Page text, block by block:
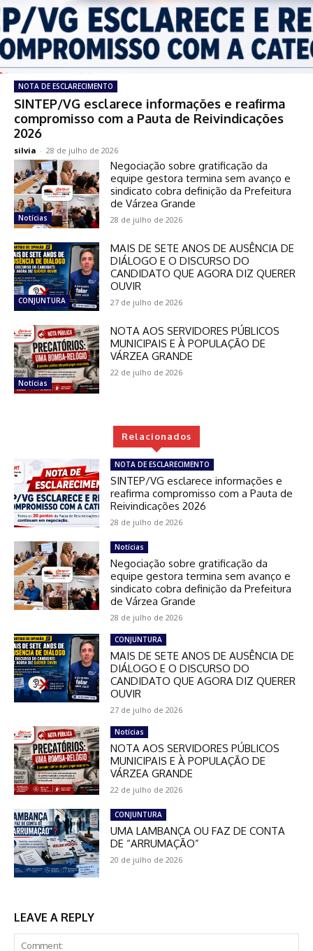
NOTA DE ESCLARECIMENTO
SINTEP/VG esclarece informações e reafirma
compromisso com a Pauta de Reivindicações
2026
silvia - 28 de julho de 2026
Notícias
Negociação sobre gratificação da
equipe gestora termina sem avanço e
sindicato cobra definição da Prefeitura
de Várzea Grande
28 de julho de 2026
CONJUNTURA
MAIS DE SETE ANOS DE AUSÊNCIA DE
DIÁLOGO E O DISCURSO DO
CANDIDATO QUE AGORA DIZ QUERER
OUVIR
27 de julho de 2026
Notícias
NOTA AOS SERVIDORES PÚBLICOS
MUNICIPAIS E À POPULAÇÃO DE
VÁRZEA GRANDE
22 de julho de 2026
Relacionados
NOTA DE ESCLARECIMENTO
SINTEP/VG esclarece informações e
reafirma compromisso com a Pauta de
Reivindicações 2026
28 de julho de 2026
Notícias
Negociação sobre gratificação da
equipe gestora termina sem avanço e
sindicato cobra definição da Prefeitura
de Várzea Grande
28 de julho de 2026
CONJUNTURA
MAIS DE SETE ANOS DE AUSÊNCIA DE
DIÁLOGO E O DISCURSO DO
CANDIDATO QUE AGORA DIZ QUERER
OUVIR
27 de julho de 2026
Notícias
NOTA AOS SERVIDORES PÚBLICOS
MUNICIPAIS E À POPULAÇÃO DE
VÁRZEA GRANDE
22 de julho de 2026
CONJUNTURA
UMA LAMBANÇA OU FAZ DE CONTA
DE “ARRUMAÇÃO”
20 de julho de 2026
LEAVE A REPLY